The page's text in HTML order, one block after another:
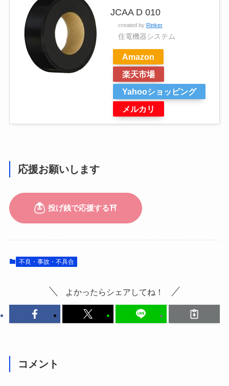
JCAA D 010
created by Rinker
住電機器システム
Amazon
楽天市場
Yahooショッピング
メルカリ
応援お願いします
不良・事故・不具合
よかったらシェアしてね！
コメント